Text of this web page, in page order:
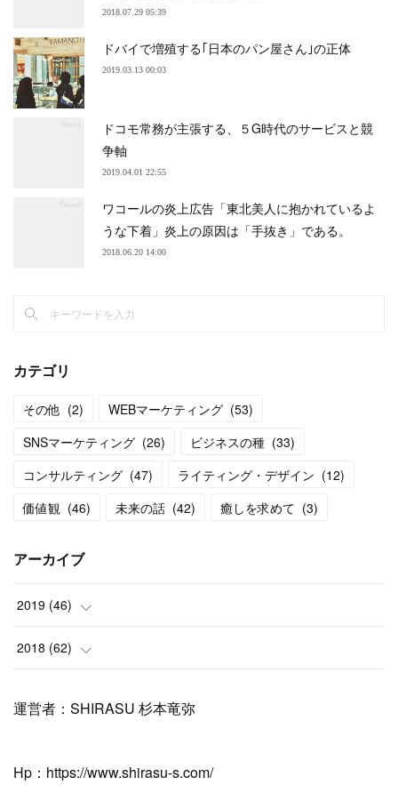
2018.07.29 05:39
ドバイで増殖する｢日本のパン屋さん｣の正体
2019.03.13 00:03
ドコモ常務が主張する、５G時代のサービスと競
争軸
2019.04.01 22:55
ワコールの炎上広告「東北美人に抱かれているよ
うな下着」炎上の原因は「手抜き」である。
2018.06.20 14:00
カテゴリ
その他 (2) WEBマーケティング (53)
SNSマーケティング (26) ビジネスの種 (33)
コンサルティング (47) ライティング・デザイン (12)
価値観 (46) 未来の話 (42) 癒しを求めて (3)
アーカイブ
2019 (46)
(11
(17)
2018 (62)
(5)
運営者：SHIRASU 杉本竜弥
Hp：https://www.shirasu-s.com/